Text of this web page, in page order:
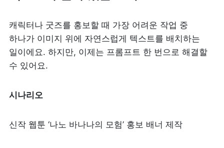
캐릭터나 굿즈를 홍보할 때 가장 어려운 작업 중
하나가 이미지 위에 자연스럽게 텍스트를 배치하는
일이에요. 하지만, 이제는 프롬프트 한 번으로 해결할
수 있어요.
시나리오
신작 웹툰 ‘나노 바나나의 모험’ 홍보 배너 제작